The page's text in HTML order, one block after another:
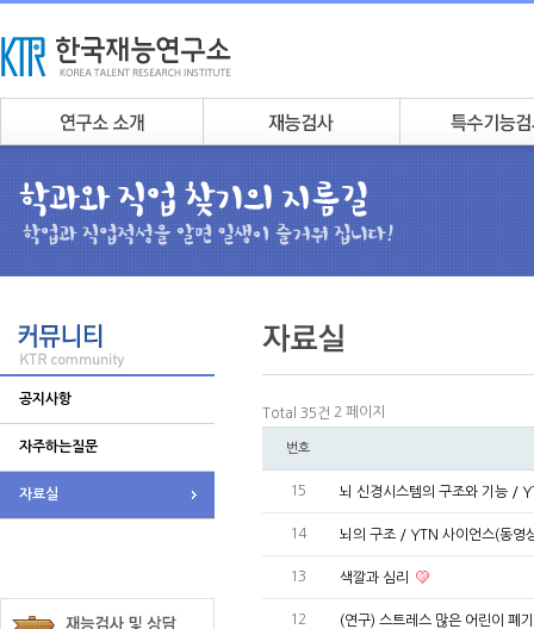
공지사항
자주하는질문
자료실
Total 35건 2 페이지
번호
15 뇌 신경시스템의 구조와 기능 /
14 뇌의 구조 / YTN 사이언스(동영
13 색깔과 심리
12 (연구) 스트레스 많은 어린이 폐